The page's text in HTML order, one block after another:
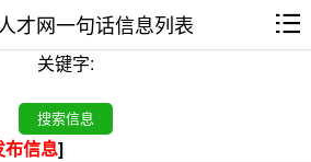
才网一句话信息列表
关键字:
布信息]